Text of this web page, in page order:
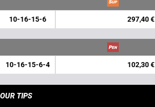
10-16-15-6 297,40 €
10-16-15-6-4 102,30 €
OUR TIPS